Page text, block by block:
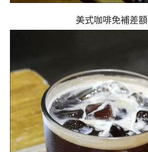
美式咖啡免補差額